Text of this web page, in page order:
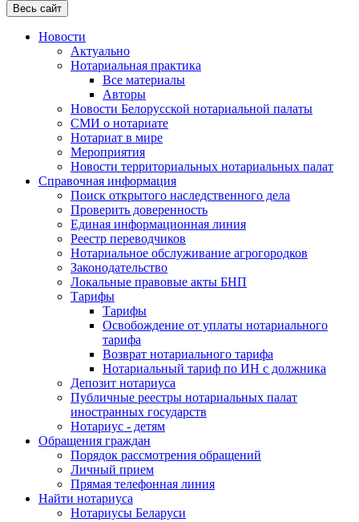
Весь сайт
Новости
Актуально
Нотариальная практика
Все материалы
Авторы
Новости Белорусской нотариальной палаты
СМИ о нотариате
Нотариат в мире
Мероприятия
Новости территориальных нотариальных палат
Справочная информация
Поиск открытого наследственного дела
Проверить доверенность
Единая информационная линия
Реестр переводчиков
Нотариальное обслуживание агрогородков
Законодательство
Локальные правовые акты БНП
Тарифы
Тарифы
Освобождение от уплаты нотариального
тарифа
Возврат нотариального тарифа
Нотариальный тариф по ИН с должника
Депозит нотариуса
Публичные реестры нотариальных палат
иностранных государств
Нотариус - детям
Обращения граждан
Порядок рассмотрения обращений
Личный прием
Прямая телефонная линия
Найти нотариуса
Нотариусы Беларуси